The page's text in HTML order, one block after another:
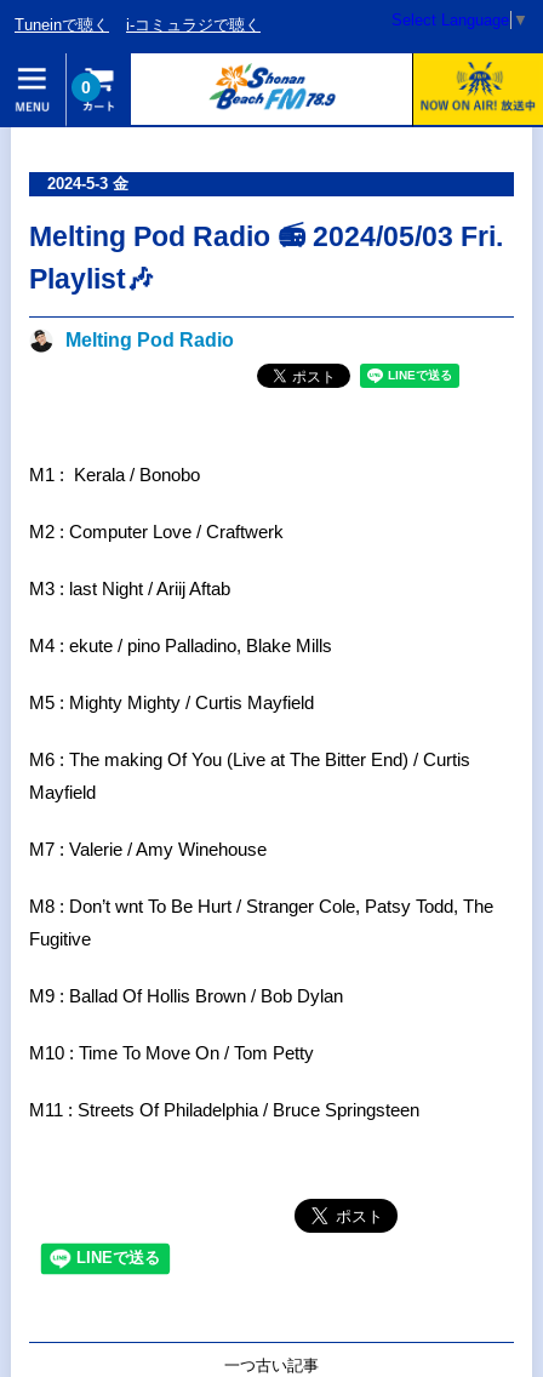
Tuneinで聴く i-コミュラジで聴く Select Language ▼
0
2024-5-3 金
Melting Pod Radio 📻 2024/05/03 Fri.
Playlist🎶
Melting Pod Radio
M1 : Kerala / Bonobo
M2 : Computer Love / Craftwerk
M3 : last Night / Ariij Aftab
M4 : ekute / pino Palladino, Blake Mills
M5 : Mighty Mighty / Curtis Mayfield
M6 : The making Of You (Live at The Bitter End) / Curtis
Mayfield
M7 : Valerie / Amy Winehouse
M8 : Don’t wnt To Be Hurt / Stranger Cole, Patsy Todd, The
Fugitive
M9 : Ballad Of Hollis Brown / Bob Dylan
M10 : Time To Move On / Tom Petty
M11 : Streets Of Philadelphia / Bruce Springsteen
一つ古い記事